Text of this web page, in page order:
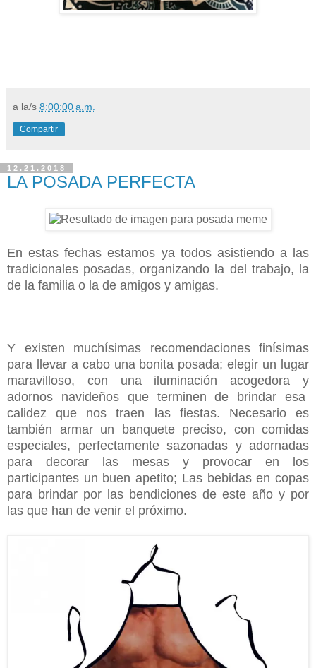
a la/s 8:00:00 a.m.
Compartir
12.21.2018
LA POSADA PERFECTA
En estas fechas estamos ya todos asistiendo a las
tradicionales posadas, organizando la del trabajo, la
de la familia o la de amigos y amigas.
Y existen muchísimas recomendaciones finísimas
para llevar a cabo una bonita posada; elegir un lugar
maravilloso, con una iluminación acogedora y
adornos navideños que terminen de brindar esa
calidez que nos traen las fiestas. Necesario es
también armar un banquete preciso, con comidas
especiales, perfectamente sazonadas y adornadas
para decorar las mesas y provocar en los
participantes un buen apetito; Las bebidas en copas
para brindar por las bendiciones de este año y por
las que han de venir el próximo.